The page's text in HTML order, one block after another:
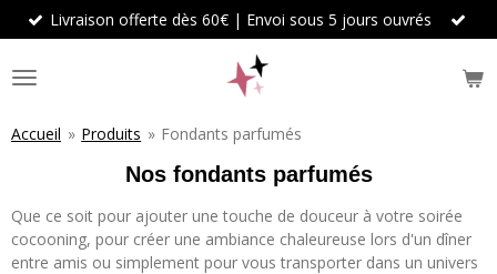
Passer
au
contenu
principal
Livraison offerte dès 60€ | Envoi sous 5 jours ouvrés
Accueil » Produits » Fondants parfumés
Nos fondants parfumés
Que ce soit pour ajouter une touche de douceur à votre soirée
cocooning, pour créer une ambiance chaleureuse lors d'un dîner
entre amis ou simplement pour vous transporter dans un univers